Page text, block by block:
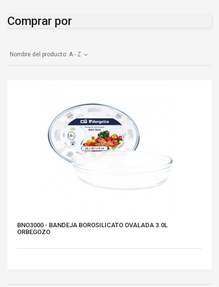
Comprar por
Nombre del producto: A - Z
BNO3000 - BANDEJA BOROSILICATO OVALADA 3.0L
ORBEGOZO